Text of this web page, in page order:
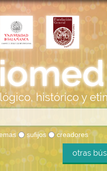
histórico y
sufijos creadores
otras